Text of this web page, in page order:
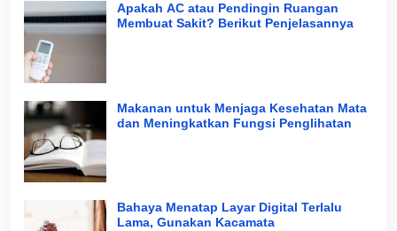
Apakah AC atau Pendingin Ruangan
Membuat Sakit? Berikut Penjelasannya
Makanan untuk Menjaga Kesehatan Mata
dan Meningkatkan Fungsi Penglihatan
Bahaya Menatap Layar Digital Terlalu
Lama, Gunakan Kacamata